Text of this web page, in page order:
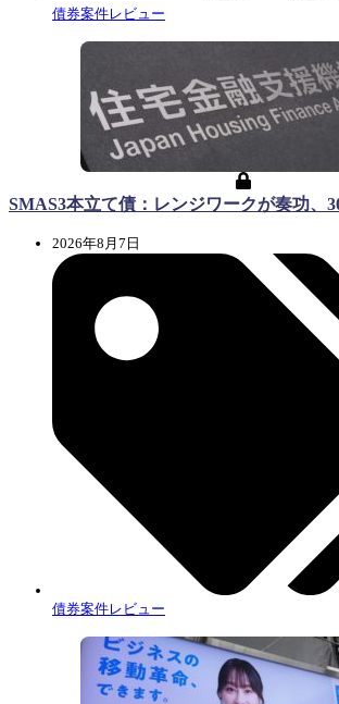
債券案件レビュー
SMAS3本立て債：レンジワークが奏功、
2026年8月7日
債券案件レビュー